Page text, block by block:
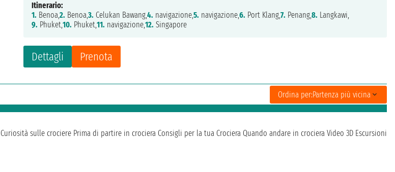
Dettagli Prenota
Itinerario:
1. Benoa,2. Benoa,3. Celukan Bawang,4. navigazione,5. navigazione,6. Port Klang,7. Penang,8. Langkawi,
9. Phuket,10. Phuket,11. navigazione,12. Singapore
Ordina per:Partenza più vicina
Curiosità sulle crociere Prima di partire in crociera Consigli per la tua Crociera Quando andare in crociera Video 3D Escursioni